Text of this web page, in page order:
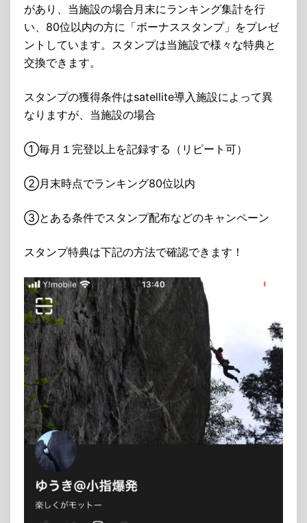
があり、当施設の場合月末にランキング集計を行
い、80位以内の方に「ボーナススタンプ」をプレゼ
ントしています。スタンプは当施設で様々な特典と
交換できます。
スタンプの獲得条件はsatellite導入施設によって異
なりますが、当施設の場合
①毎月１完登以上を記録する（リピート可）
②月末時点でランキング80位以内
③とある条件でスタンプ配布などのキャンペーン
スタンプ特典は下記の方法で確認できます！